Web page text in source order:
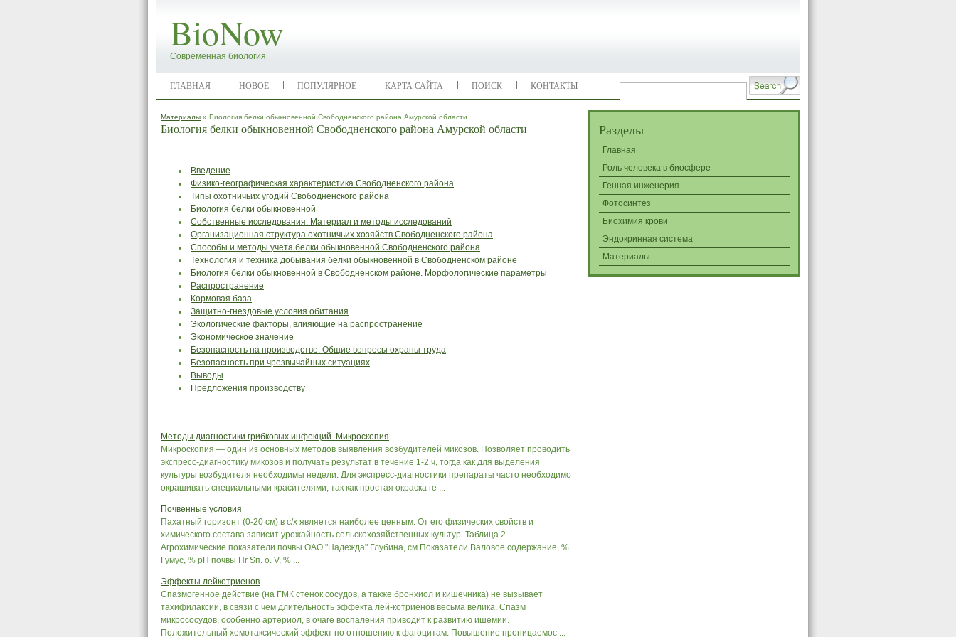
BioNow
Современная биология
ГЛАВНАЯ НОВОЕ ПОПУЛЯРНОЕ КАРТА САЙТА ПОИСК КОНТАКТЫ
Материалы » Биология белки обыкновенной Свободненского района Амурской области
Биология белки обыкновенной Свободненского района Амурской области
Введение
Физико-географическая характеристика Свободненского района
Типы охотничьих угодий Свободненского района
Биология белки обыкновенной
Собственные исследования. Материал и методы исследований
Организационная структура охотничьих хозяйств Свободненского района
Способы и методы учета белки обыкновенной Свободненского района
Технология и техника добывания белки обыкновенной в Свободненском районе
Биология белки обыкновенной в Свободненском районе. Морфологические параметры
Распространение
Кормовая база
Защитно-гнездовые условия обитания
Экологические факторы, влияющие на распространение
Экономическое значение
Безопасность на производстве. Общие вопросы охраны труда
Безопасность при чрезвычайных ситуациях
Выводы
Предложения производству
Методы диагностики грибковых инфекций. Микроскопия
Микроскопия — один из основных методов выявления возбудителей микозов. Позволяет проводить
экспресс-диагностику микозов и получать результат в течение 1-2 ч, тогда как для выделения
культуры возбудителя необходимы недели. Для экспресс-диагностики препараты часто необходимо
окрашивать специальными красителями, так как простая окраска ге ...
Почвенные условия
Пахатный горизонт (0-20 см) в с/х является наиболее ценным. От его физических свойств и
химического состава зависит урожайность сельскохозяйственных культур. Таблица 2 –
Агрохимические показатели почвы ОАО "Надежда" Глубина, см Показатели Валовое содержание, %
Гумус, % рН почвы Hr Sп. о. V, % ...
Эффекты лейкотриенов
Спазмогенное действие (на ГМК стенок сосудов, а также бронхиол и кишечника) не вызывает
тахифилаксии, в связи с чем длительность эффекта лей-котриенов весьма велика. Спазм
микрососудов, особенно артериол, в очаге воспаления приводит к развитию ишемии.
Положительный хемотаксический эффект по отношению к фагоцитам. Повышение проницаемос ...
Разделы
Главная
Роль человека в биосфере
Генная инженерия
Фотосинтез
Биохимия крови
Эндокринная система
Материалы